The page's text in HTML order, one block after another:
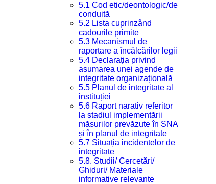
5.1 Cod etic/deontologic/de
conduită
5.2 Lista cuprinzând
cadourile primite
5.3 Mecanismul de
raportare a încălcărilor legii
5.4 Declarația privind
asumarea unei agende de
integritate organizațională
5.5 Planul de integritate al
instituției
5.6 Raport narativ referitor
la stadiul implementării
măsurilor prevăzute în SNA
și în planul de integritate
5.7 Situația incidentelor de
integritate
5.8. Studii/ Cercetări/
Ghiduri/ Materiale
informative relevante